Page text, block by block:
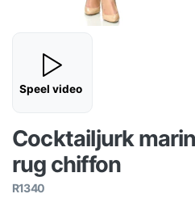
Speel video
Cocktailjurk
rug chiffon
R1340